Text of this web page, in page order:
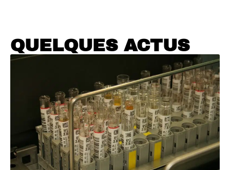
QUELQUES ACTUS